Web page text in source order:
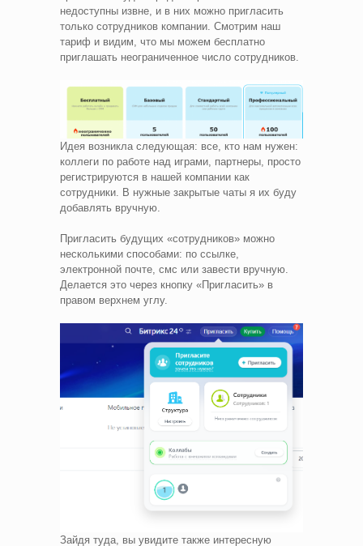
недоступны извне, и в них можно пригласить
только сотрудников компании. Смотрим наш
тариф и видим, что мы можем бесплатно
приглашать неограниченное число сотрудников.
Идея возникла следующая: все, кто нам нужен:
коллеги по работе над играми, партнеры, просто
регистрируются в нашей компании как
сотрудники. В нужные закрытые чаты я их буду
добавлять вручную.
Пригласить будущих «сотрудников» можно
несколькими способами: по ссылке,
электронной почте, смс или завести вручную.
Делается это через кнопку «Пригласить» в
правом верхнем углу.
Зайдя туда, вы увидите также интересную